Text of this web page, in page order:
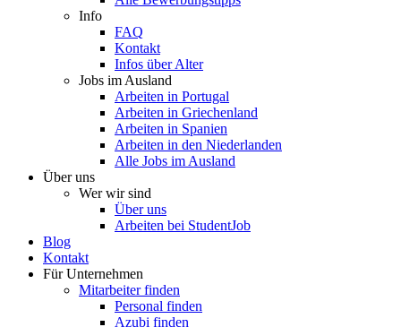
Info
FAQ
Kontakt
Infos über Alter
Jobs im Ausland
Arbeiten in Portugal
Arbeiten in Griechenland
Arbeiten in Spanien
Arbeiten in den Niederlanden
Alle Jobs im Ausland
Über uns
Wer wir sind
Über uns
Arbeiten bei StudentJob
Blog
Kontakt
Für Unternehmen
Mitarbeiter finden
Personal finden
Azubi finden